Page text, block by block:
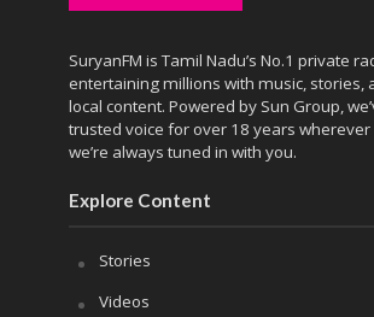
SuryanFM is Tamil Nadu’s No.1 private
entertaining millions with music, stories,
local content. Powered by Sun Group,
trusted voice for over 18 years wherever
we’re always tuned in with you.
Explore Content
Stories
Videos